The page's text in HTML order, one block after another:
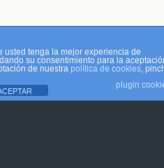
usted tenga la mejor experiencia de
su consentimiento para la
de nuestra política de cookies,
plugin